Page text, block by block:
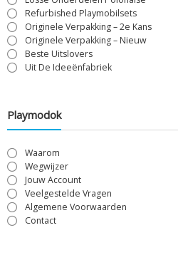
Refurbished Playmobilsets
Originele Verpakking – 2e Kans
Originele Verpakking – Nieuw
Beste Uitslovers
Uit De Ideeënfabriek
Playmodok
Waarom
Wegwijzer
Jouw Account
Veelgestelde Vragen
Algemene Voorwaarden
Contact